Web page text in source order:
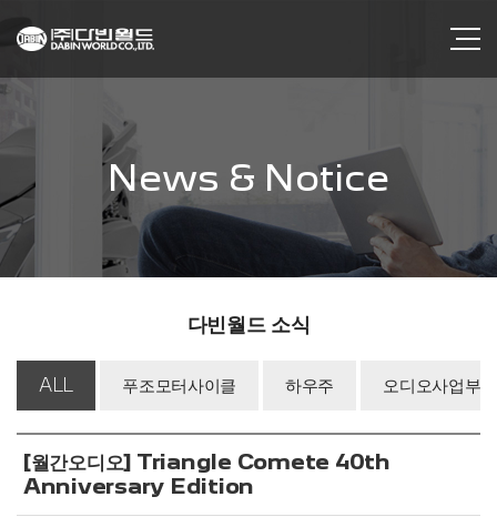
News & Notice
다빈월드 소식
ALL 푸조모터사이클 하우주 오디오사업부
[월간오디오] Triangle Comete 40th
Anniversary Edition